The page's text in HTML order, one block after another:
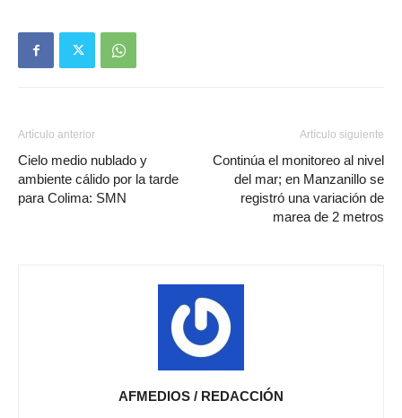
Artículo anterior
Cielo medio nublado y
ambiente cálido por la tarde
para Colima: SMN
Artículo siguiente
Continúa el monitoreo al nivel
del mar; en Manzanillo se
registró una variación de
marea de 2 metros
AFMEDIOS / REDACCIÓN